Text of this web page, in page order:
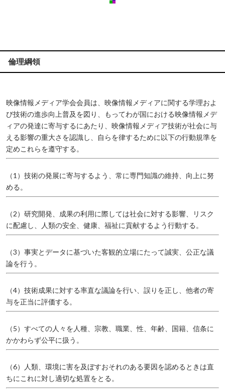
倫理綱領
映像情報メディア学会会員は、映像情報メディアに関する学理およ
び技術の進歩向上普及を図り、もってわが国における映像情報メデ
ィアの発達に寄与するにあたり、映像情報メディア技術が社会に与
える影響の重大さを認識し、自らを律するために以下の行動規準を
定めこれらを遵守する。
（1）技術の発展に寄与するよう、常に専門知識の維持、向上に努
める。
（2）研究開発、成果の利用に際しては社会に対する影響、リスク
に配慮し、人類の安全、健康、福祉に貢献するよう行動する。
（3）事実とデータに基づいた客観的立場にたって誠実、公正な議
論を行う。
（4）技術成果に対する率直な議論を行い、誤りを正し、他者の寄
与を正当に評価する。
（5）すべての人々を人種、宗教、職業、性、年齢、国籍、信条に
かかわらず公平に扱う。
（6）人類、環境に害を及ぼすおそれのある要因を認めるときは直
ちにこれに対し適切な処置をとる。